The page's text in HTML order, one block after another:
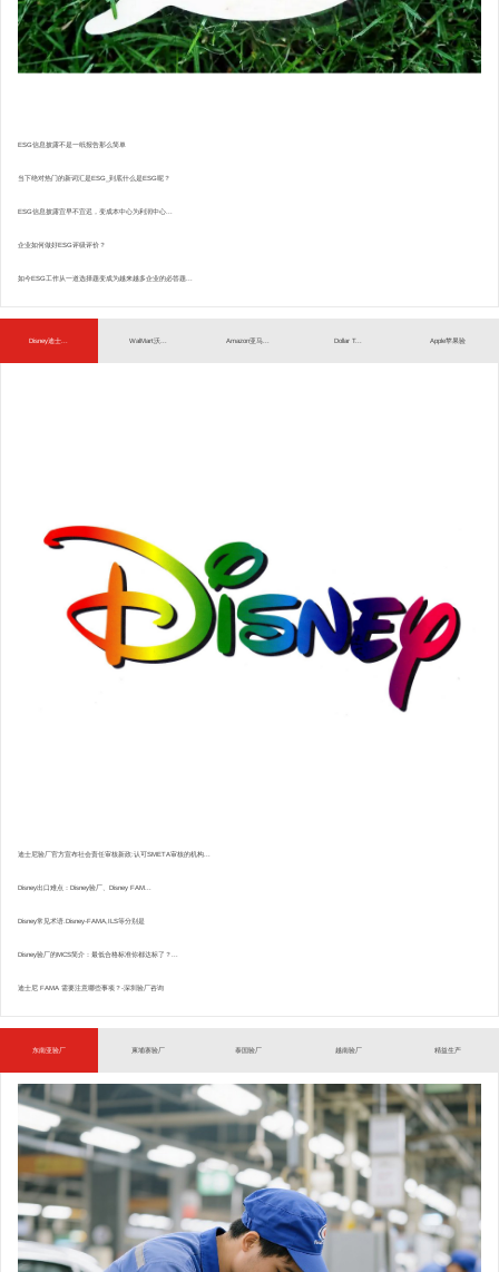
ESG信息披露不是一纸报告那么简单
当下绝对热门的新词汇是ESG_到底什么是ESG呢？
ESG信息披露宜早不宜迟，变成本中心为利润中心...
企业如何做好ESG评级评价？
如今ESG工作从一道选择题变成为越来越多企业的必答题...
Disney迪士... WalMart沃... Amazon亚马... Dollar T... Apple苹果验
迪士尼验厂官方宣布社会责任审核新政:认可SMETA审核的机构...
Disney出口难点：Disney验厂、Disney FAM...
Disney常见术语.Disney-FAMA,ILS等分别是
Disney验厂的MCS简介：最低合格标准你都达标了？...
迪士尼 FAMA 需要注意哪些事项？-深圳验厂咨询
东南亚验厂 柬埔寨验厂 泰国验厂 越南验厂 精益生产